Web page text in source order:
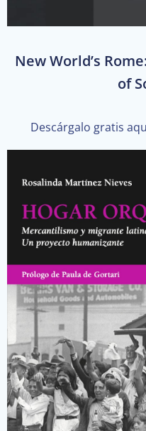
New World’s
of
Descárgalo gratis